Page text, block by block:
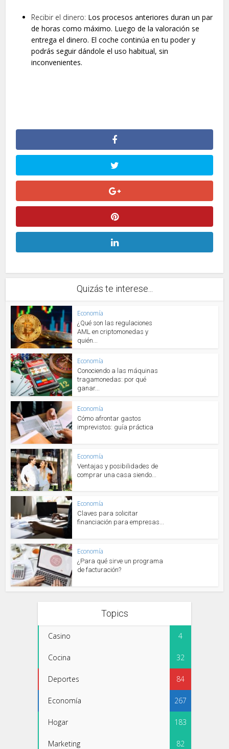
Recibir el dinero: Los procesos anteriores duran un par
de horas como máximo. Luego de la valoración se
entrega el dinero. El coche continúa en tu poder y
podrás seguir dándole el uso habitual, sin
inconvenientes.
Quizás te interese...
Economía
¿Qué son las regulaciones
AML en criptomonedas y
quién...
Economía
Conociendo a las máquinas
tragamonedas: por qué
ganar...
Economía
Cómo afrontar gastos
imprevistos: guía práctica
Economía
Ventajas y posibilidades de
comprar una casa siendo...
Economía
Claves para solicitar
financiación para empresas...
Economía
¿Para qué sirve un programa
de facturación?
Topics
Casino 4
Cocina 32
Deportes 84
Economía 267
Hogar 183
Marketing 82